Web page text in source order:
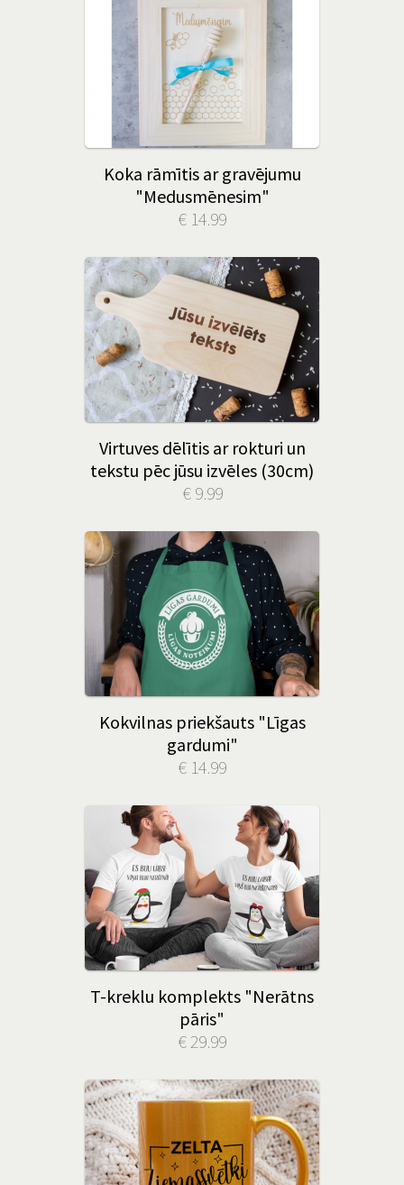
Koka rāmītis ar gravējumu
"Medusmēnesim"
€ 14.99
Virtuves dēlītis ar rokturi un
tekstu pēc jūsu izvēles (30cm)
€ 9.99
Kokvilnas priekšauts "Līgas
gardumi"
€ 14.99
T-kreklu komplekts "Nerātns
pāris"
€ 29.99